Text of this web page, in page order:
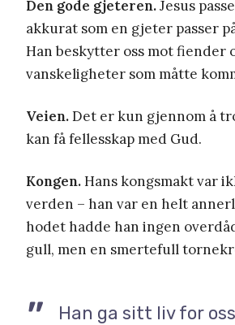
Den gode gjeteren.Jesus
akkurat som en gjeter passer
Han beskytter oss mot fiender
vanskeligheter som måtte
Veien.Det er kun gjennom å
kan få fellesskap med Gud.
Kongen.Hans kongsmakt var
verden – han var en helt
hodet hadde han ingen
gull, men en smertefull
Han ga sitt liv for